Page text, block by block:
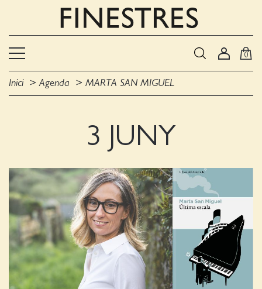
0
Inici Agenda MARTA SAN MIGUEL
3 JUNY